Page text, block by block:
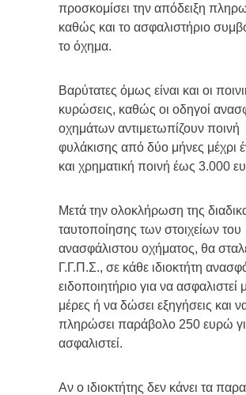
προσκομίσει την απόδειξη
καθώς και το ασφαλιστήριο
το όχημα.
Βαρύτατες όμως είναι και οι
κυρώσεις, καθώς οι οδηγοί
οχημάτων αντιμετωπίζουν ποινή
φυλάκισης από δύο μήνες μέχρι
και χρηματική ποινή έως 3.000
Μετά την ολοκλήρωση της
ταυτοποίησης των στοιχείων του
ανασφάλιστου οχήματος, θα
Γ.Γ.Π.Σ., σε κάθε ιδιοκτήτη
ειδοποιητήριο για να ασφαλιστεί
μέρες ή να δώσει εξηγήσεις και
πληρώσει παράβολο 250 ευρώ
ασφαλιστεί.
Αν ο ιδιοκτήτης δεν κάνει τα